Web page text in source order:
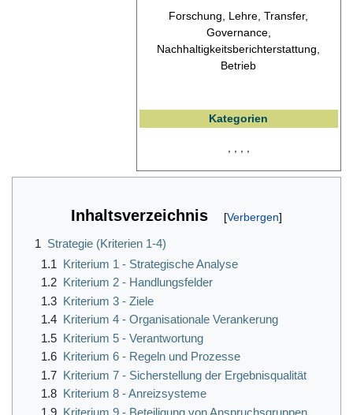
Forschung, Lehre, Transfer,
Governance,
Nachhaltigkeitsberichterstattung,
Betrieb
Kategorien
Inhaltsverzeichnis
1 Strategie (Kriterien 1-4)
1.1 Kriterium 1 - Strategische Analyse
1.2 Kriterium 2 - Handlungsfelder
1.3 Kriterium 3 - Ziele
1.4 Kriterium 4 - Organisationale Verankerung
1.5 Kriterium 5 - Verantwortung
1.6 Kriterium 6 - Regeln und Prozesse
1.7 Kriterium 7 - Sicherstellung der Ergebnisqualität
1.8 Kriterium 8 - Anreizsysteme
1.9 Kriterium 9 - Beteiligung von Anspruchsgruppen